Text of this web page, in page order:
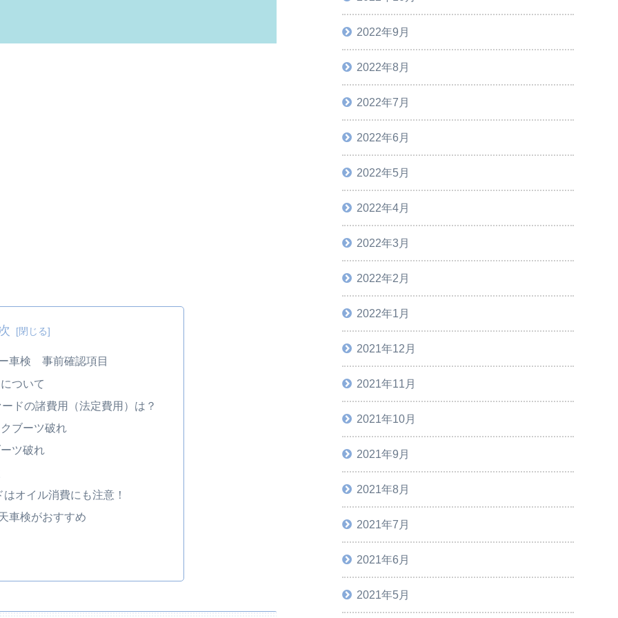
車検 事前確認項目
ついて
ドの諸費用（法定費用）は？
ブーツ破れ
ツ破れ
オイル消費にも注意！
車検がおすすめ
2022年9月
2022年8月
2022年7月
2022年6月
2022年5月
2022年4月
2022年3月
2022年2月
2022年1月
2021年12月
2021年11月
2021年10月
2021年9月
2021年8月
2021年7月
2021年6月
2021年5月